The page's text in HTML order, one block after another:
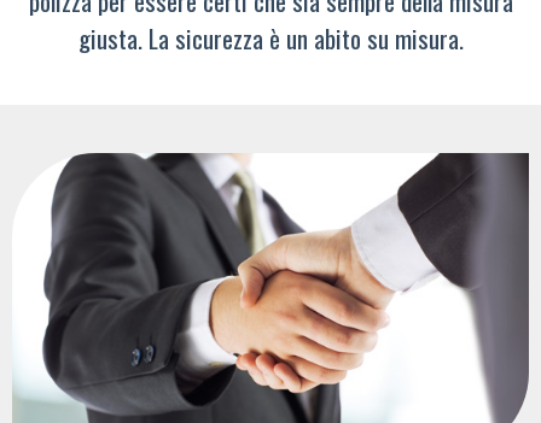
giusta. La sicurezza è un abito su misura.